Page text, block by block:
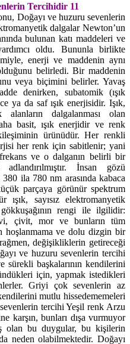
Tercihidir 11
Doğayı ve huzuru sevenlerin
dalgalar Newton’un
bulunan katı maddeleri ve
oldu. Bununla birlikte
enerji ve maddenin aynı
belirledi. Bir maddenin
veya biçimini belirler. Yavaş
denirken, subatomik (ışık
ya da saf ışık enerjisidir. Işık,
dalgalanması olan
basit, ışık enerjidir ve renk
ürünüdür. Her renkli
her renk için sabitlenir; yani
ve o dalganın belirli bir
İnsan gözü
ila 780 nm arasında kabaca
parçaya görünür spektrum
sayısız elektromanyetik
rengi ile ilgilidir:
çivit, mor ve bunların tüm
hoşlanmama ve dolu dizgin bir
değişikliklerin getireceği
ve huzuru sevenlerin tercihi
başkalarının kendilerini
için, yapmak istedikleri
Griyi çok sevenlerin az
mutlu hissedememeleri
tercihi Yeşil renk Arzu
karşın, bunları dışa vurmuyor
olan bu duygular, bu kişilerin
neden olabilmektedir. Doğayı